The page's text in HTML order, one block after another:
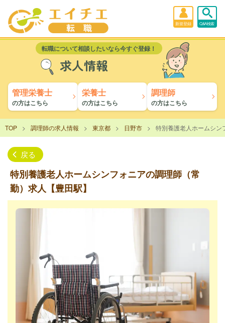
新規登録 Q&A検索
転職について相談したいなら今すぐ登録！
求人情報
管理栄養士
の方はこちら
栄養士
の方はこちら
調理師
の方はこちら
TOP 調理師の求人情報 東京都 日野市 特別養護老人ホームシン
戻る
特別養護老人ホームシンフォニアの調理師（常
勤）求人【豊田駅】